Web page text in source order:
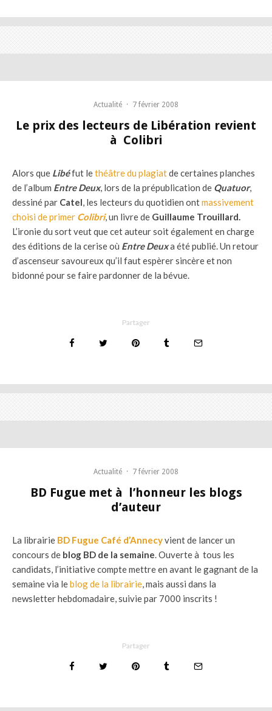
Actualité · 7 février 2008
Le prix des lecteurs de Libération revient
à Colibri
Alors que Libéfut lethéâtre du plagiatde certaines planches
de l’album Entre Deux, lors de la prépublication de Quatuor,
dessiné par Catel, les lecteurs du quotidien ontmassivement
choisi de primer Colibri, un livre de Guillaume Trouillard.
L’ironie du sort veut que cet auteur soit également en charge
des éditions de la cerise où Entre Deuxa été publié. Un retour
d’ascenseur savoureux qu’il faut espèrer sincère et non
bidonné pour se faire pardonner de la bévue.
Partager
Actualité · 7 février 2008
BD Fugue met à l’honneur les blogs
d’auteur
La librairie BD Fugue Café d’Annecyvient de lancer un
concours de blog BD de la semaine. Ouverte à tous les
candidats, l’initiative compte mettre en avant le gagnant de la
semaine via leblog de la librairie, mais aussi dans la
newsletter hebdomadaire, suivie par 7000 inscrits !
Partager